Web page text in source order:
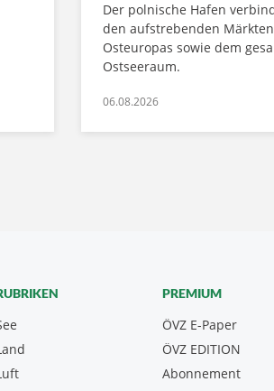
Der polnische Hafen
den aufstrebenden
Osteuropas sowie dem
Ostseeraum.
06.08.2026
PREMIUM
ÖVZ E-Paper
Abonnement
ÖVZ EDITION